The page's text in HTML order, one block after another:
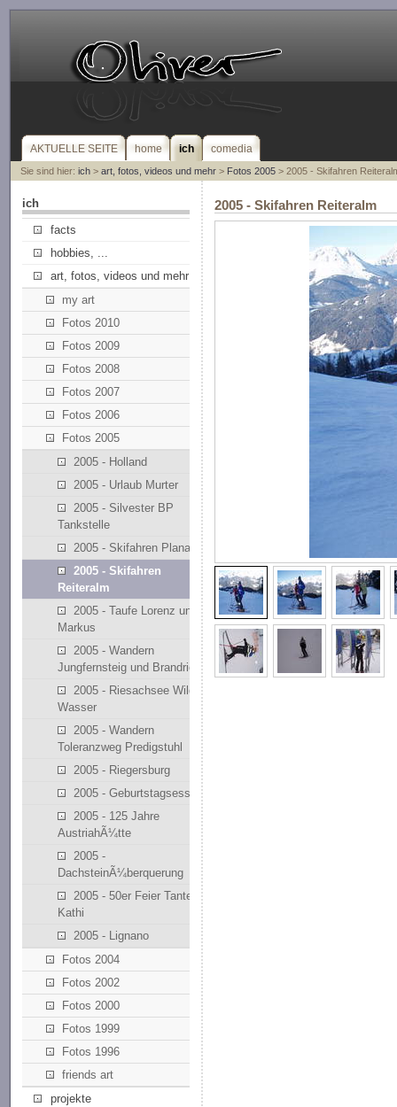
AKTUELLE SEITE home ich comedia
Sie sind hier: ich> art, fotos, videos und mehr> Fotos 2005> 2005 - Skifahren
ich
facts
hobbies, ...
art, fotos, videos und mehr
my art
Fotos 2010
Fotos 2009
Fotos 2008
Fotos 2007
Fotos 2006
Fotos 2005
2005 - Holland
2005 - Urlaub Murter
2005 - Silvester BP
Tankstelle
2005 - Skifahren Planai
2005 - Skifahren
Reiteralm
2005 - Taufe Lorenz und
Markus
2005 - Wandern
Jungfernsteig und Brandriedl
2005 - Riesachsee Wilde
Wasser
2005 - Wandern
Toleranzweg Predigstuhl
2005 - Riegersburg
2005 - Geburtstagsessen
2005 - 125 Jahre
AustriahÃ¼tte
2005 -
DachsteinÃ¼berquerung
2005 - 50er Feier Tante
Kathi
2005 - Lignano
Fotos 2004
Fotos 2002
Fotos 2000
Fotos 1999
Fotos 1996
friends art
projekte
2005 - Skifahren Reiteralm